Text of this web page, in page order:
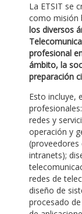
La ETSIT se
como misión
los diversos
profesional
ámbito, la
preparación
Esto incluye,
redes y
operación y
(proveedores
intranets);
redes de
diseño de
procesado